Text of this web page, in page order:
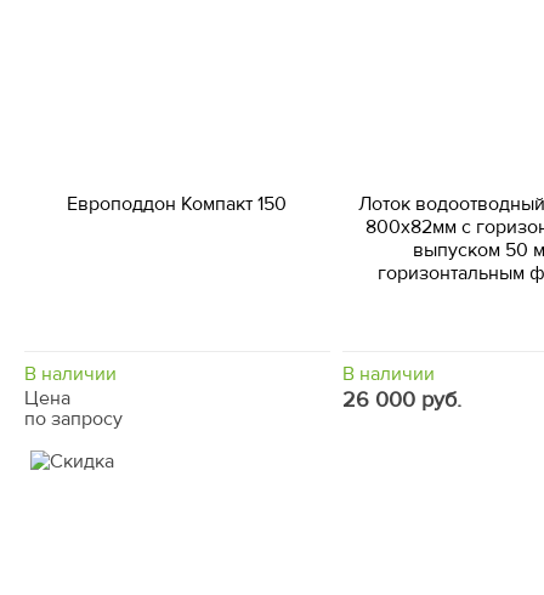
Европоддон Компакт 150
В наличии
Цена
по запросу
Лоток
800х82мм с
выпуском 50
горизонтальным
В наличии
26 000 руб.